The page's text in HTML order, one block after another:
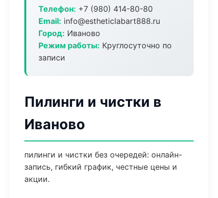
Телефон: +7 (980) 414-80-80
Email: info@estheticlabart888.ru
Город: Иваново
Режим работы: Круглосуточно по
записи
Пилинги и чистки в
Иваново
пилинги и чистки без очередей: онлайн-
запись, гибкий график, честные цены и
акции.